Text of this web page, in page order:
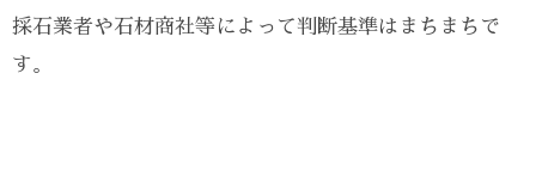
採石業者や石材商社等によって判断基準はまちまちで
す。